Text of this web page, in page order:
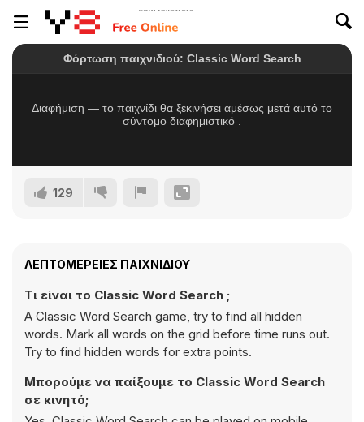
129
ΛΕΠΤΟΜΈΡΕΙΕΣ ΠΑΙΧΝΙΔΙΟΎ
Τι είναι το Classic Word Search ;
A Classic Word Search game, try to find all hidden
words. Mark all words on the grid before time runs out.
Try to find hidden words for extra points.
Μπορούμε να παίξουμε το Classic Word Search
σε κινητό;